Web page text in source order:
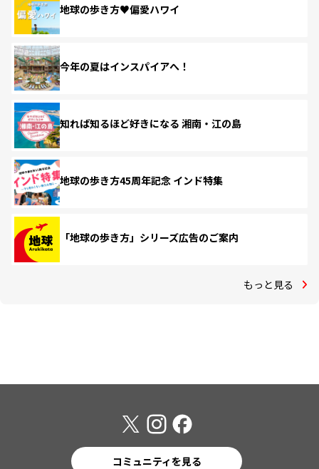
地球の歩き方♥偏愛ハワイ
今年の夏はインスパイアへ！
知れば知るほど好きになる 湘南・江の島
地球の歩き方45周年記念 インド特集
「地球の歩き方」シリーズ広告のご案内
もっと見る
コミュニティを見る